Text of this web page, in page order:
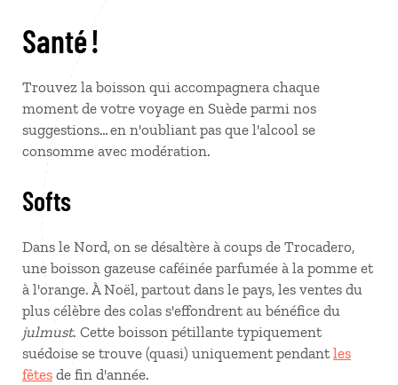
Santé !
Trouvez la boisson qui accompagnera chaque
moment de votre voyage en Suède parmi nos
suggestions… en n'oubliant pas que l'alcool se
consomme avec modération.
Softs
Dans le Nord, on se désaltère à coups de Trocadero,
une boisson gazeuse caféinée parfumée à la pomme et
à l'orange. À Noël, partout dans le pays, les ventes du
plus célèbre des colas s'effondrent au bénéfice du
julmust. Cette boisson pétillante typiquement
suédoise se trouve (quasi) uniquement pendant les
fêtes de fin d'année.